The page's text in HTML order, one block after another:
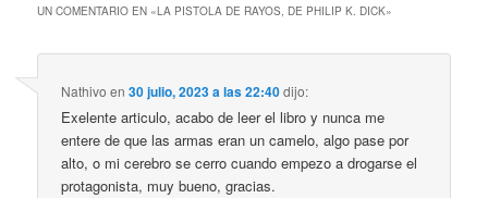
UN COMENTARIO EN «LA PISTOLA DE RAYOS, DE PHILIP K. DICK»
Nathivo en30 julio, 2023 a las 22:40dijo:
Exelente articulo, acabo de leer el libro y nunca me
entere de que las armas eran un camelo, algo pase por
alto, o mi cerebro se cerro cuando empezo a drogarse el
protagonista, muy bueno, gracias.